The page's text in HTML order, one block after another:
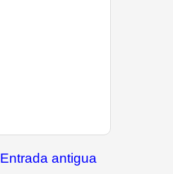
Entrada antigua